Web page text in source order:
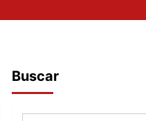
Buscar